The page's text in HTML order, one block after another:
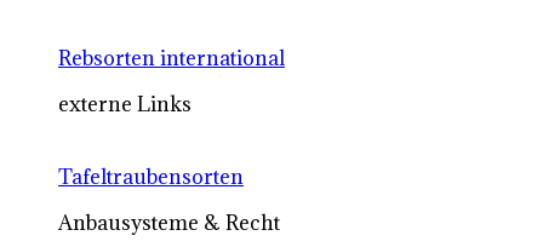
Rebsorten international
externe Links
Tafeltraubensorten
Anbausysteme & Recht